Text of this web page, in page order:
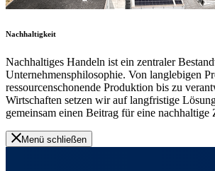
Nachhaltigkeit
Nachhaltiges Handeln ist ein zentraler
Unternehmensphilosophie. Von langlebigen
ressourcenschonende Produktion bis zu
Wirtschaften setzen wir auf langfristige
gemeinsam einen Beitrag für eine nachhaltige
Menü schließen